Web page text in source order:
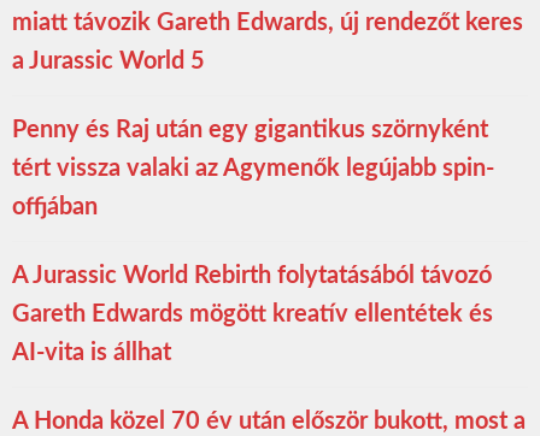
miatt távozik Gareth Edwards, új rendezőt keres
a Jurassic World 5
Penny és Raj után egy gigantikus szörnyként
tért vissza valaki az Agymenők legújabb spin-
offjában
A Jurassic World Rebirth folytatásából távozó
Gareth Edwards mögött kreatív ellentétek és
AI-vita is állhat
A Honda közel 70 év után először bukott, most a